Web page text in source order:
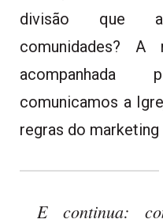
divisão que
comunidades? A
comunicamos a
regras do
E continua: